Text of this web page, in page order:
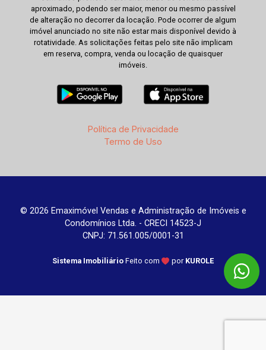
aproximado, podendo ser maior, menor ou mesmo passível
de alteração no decorrer da locação. Pode ocorrer de algum
imóvel anunciado no site não estar mais disponível devido à
rotatividade. As solicitações feitas pelo site não implicam
em reserva, compra, venda ou locação de quaisquer
imóveis.
Política de Privacidade
Termo de Uso
© 2026 Emaximóvel Vendas e Administração de Imóveis e
Condomínios Ltda. - CRECI 14523-J
CNPJ: 71.561.005/0001-31
Sistema Imobiliário Feito com por KUROLE